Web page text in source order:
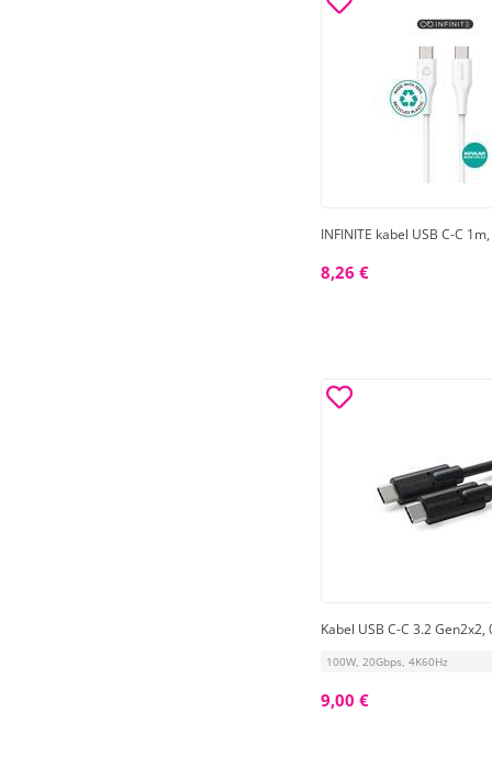
INFINITE kabel USB C-C
8,26 €
Kabel USB C-C 3.2
100W, 20Gbps, 4K60Hz
9,00 €